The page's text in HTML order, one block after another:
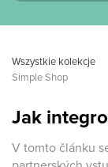
Wszystkie kolekcje
Simple Shop
Jak
V tomto článku